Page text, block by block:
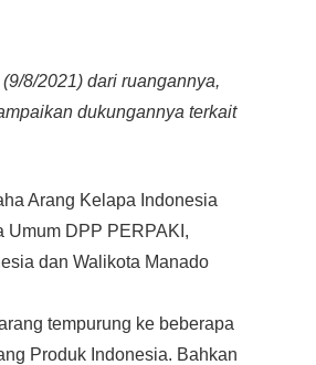
8/2021) dari ruangannya,
dukungannya terkait
Arang Kelapa Indonesia
Umum DPP PERPAKI,
dan Walikota Manado
tempurung ke beberapa
Produk Indonesia. Bahkan